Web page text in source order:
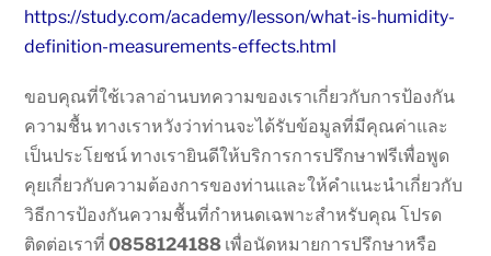
https://study.com/academy/lesson/what-is-humidity-
definition-measurements-effects.html
ขอบคุณที่ใช้เวลาอ่านบทความของเราเกี่ยวกับการป้องกัน
ความชื้น ทางเราหวังว่าท่านจะได้รับข้อมูลที่มีคุณค่าและ
เป็นประโยชน์ ทางเรายินดีให้บริการการปรึกษาฟรีเพื่อพูด
คุยเกี่ยวกับความต้องการของท่านและให้คำแนะนำเกี่ยวกับ
วิธีการป้องกันความชื้นที่กำหนดเฉพาะสำหรับคุณ โปรด
ติดต่อเราที่0858124188 เพื่อนัดหมายการปรึกษาหรือ